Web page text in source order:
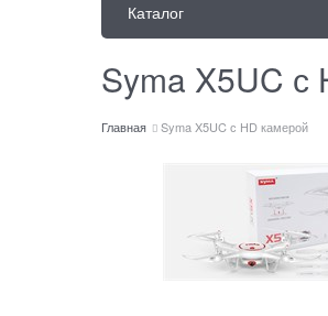
Каталог
Syma X5UC с
Главная Syma X5UC с HD камерой